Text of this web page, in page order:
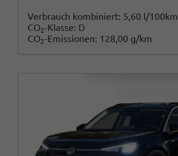
Verbrauch kombiniert: 5,60 l/100km
CO2-Klasse: D
CO2-Emissionen: 128,00 g/km